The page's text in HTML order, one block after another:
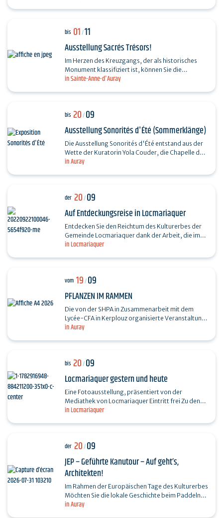
in Sainte-Anne-d'Auray
bis 01/11
Ausstellung Sacrés Trésors!
Im Herzen des Kreuzgangs, der als historisches
Monument klassifiziert ist, können Sie die
Geschichte des Heiligtums entdecken und seine
in Auray
bis 20/09
Ausstellung Sonorités d'Été (Sommerklänge)
Die Ausstellung Sonorités d'Été entstand aus der
Wette der Kuratorin Yola Couder, die Chapelle du
Saint-Esprit in ihrer Nacktheit zu enthüllen und
in Locmariaquer
der 20/09
Auf Entdeckungsreise in Locmariaquer
Entdecken Sie den Reichtum des Kulturerbes der
Gemeinde Locmariaquer dank der Arbeit, die im
Rahmen der partizipativen Inventarisierung des
in Auray
vom 19/09
PFLANZEN IM RAMMEN
Die von der SHPA in Zusammenarbeit mit dem
Lycée-CFA in Kerplouz organisierte Veranstaltung
„Plantes en Fête“ steht unter dem Motto
in Locmariaquer
bis 20/09
Locmariaquer gestern und heute
Eine Fotoausstellung, präsentiert von der
Mediathek von Locmariaquer Eintritt frei Zu den
Öffnungszeiten der Mediathek: Anfang Juli bis
in Auray
der 20/09
JEP – Geführte Kanutour – Auf geht’s,
Architekten!
Im Rahmen der Europäischen Tage des Kulturerbes
Möchten Sie die lokale Geschichte beim Paddeln
entdecken? Vom Fluss in Auray aus haben Sie einen